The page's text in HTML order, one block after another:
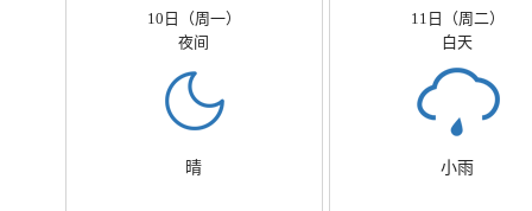
10日（周一）
夜间
晴
11日（周二）
白天
小雨